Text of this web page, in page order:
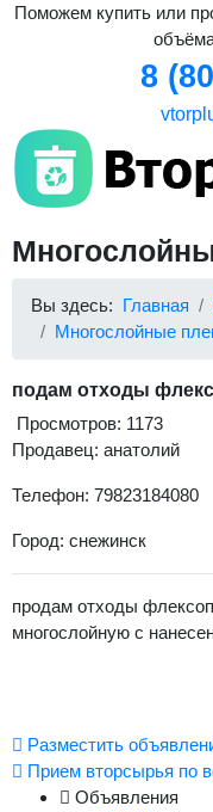
Поможем купить или
8
Вы здесь: Главная
Многослойные
подам отходы
Просмотров: 1173
Продавец: анатолий
Телефон: 79823184080
Город: снежинск
продам отходы
многослойную с
Разместить
Прием вторсырья по
Объявления